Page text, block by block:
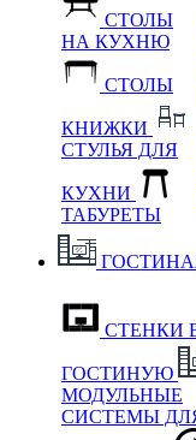
СТОЛЫ
НА КУХНЮ
СТОЛЫ
КНИЖКИ
СТУЛЬЯ ДЛЯ
КУХНИ
ТАБУРЕТЫ
СТЕНКИ
ГОСТИНУЮ
МОДУЛЬНЫЕ
СИСТЕМЫ